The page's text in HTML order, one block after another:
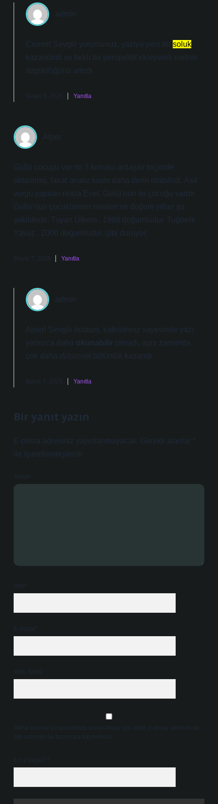
admin
Cemre! Sevgili yorumunuz, yazıya yeni bir soluk
kazandırdı ve farklı bir perspektif ekleyerek metnin
özgünlüğünü
artırdı.
Nisan 8, 2026 Yanıtla
Alper
Güllü cocugu var mi ? konusu anlaşılır biçimde
aktarılmış, fakat analiz kısmı daha derin olabilirdi. Asıl
vurgu yapılan nokta Evet, Güllü’nün iki çocuğu vardır .
Güllü’nün çocuklarının isimleri ve doğum yılları şu
şekildedir: Tuyan Ülkem . 1998 doğumludur. Tuğberk
Yavuz . 2000 doğumludur. gibi duruyor.
Mayıs 7, 2026 Yanıtla
admin
Alper! Sevgili dostum, katkılarınız sayesinde yazı
yalnızca daha okunabilir olmadı, aynı zamanda
çok daha düşünsel bütünlük kazandı.
Mayıs 7, 2026 Yanıtla
Bir yanıt yazın
E-posta adresiniz yayınlanmayacak. Gerekli alanlar *
ile işaretlenmişlerdir
Yorum
İsim*
E-Posta*
Web Sitesi
Daha sonraki yorumlarımda kullanılması için adım, e-posta adresim ve
site adresim bu tarayıcıya kaydedilsin.
6 + 2 kaçtır?